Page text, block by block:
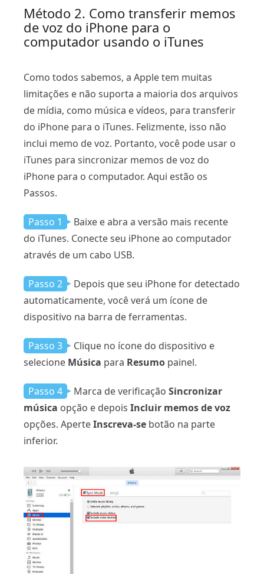
Método 2. Como transferir memos
de voz do iPhone para o
computador usando o iTunes
Como todos sabemos, a Apple tem muitas
limitações e não suporta a maioria dos arquivos
de mídia, como música e vídeos, para transferir
do iPhone para o iTunes. Felizmente, isso não
inclui memo de voz. Portanto, você pode usar o
iTunes para sincronizar memos de voz do
iPhone para o computador. Aqui estão os
Passos.
Passo 1
Baixe e abra a versão mais recente
do iTunes. Conecte seu iPhone ao computador
através de um cabo USB.
Passo 2
Depois que seu iPhone for detectado
automaticamente, você verá um ícone de
dispositivo na barra de ferramentas.
Passo 3
Clique no ícone do dispositivo e
selecione Música para Resumo painel.
Passo 4 Marca de verificação Sincronizar
música opção e depois Incluir memos de voz
opções. AperteInscreva-se botão na parte
inferior.